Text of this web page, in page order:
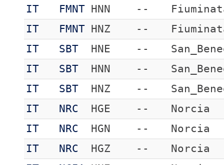
IT
FMNT HNN --
IT
FMNT HNZ --
IT
SBT HNE --
IT
SBT HNN --
IT
SBT HNZ --
IT
NRC HGE --
Norcia
IT
NRC HGN --
Norcia
IT
NRC HGZ --
Norcia